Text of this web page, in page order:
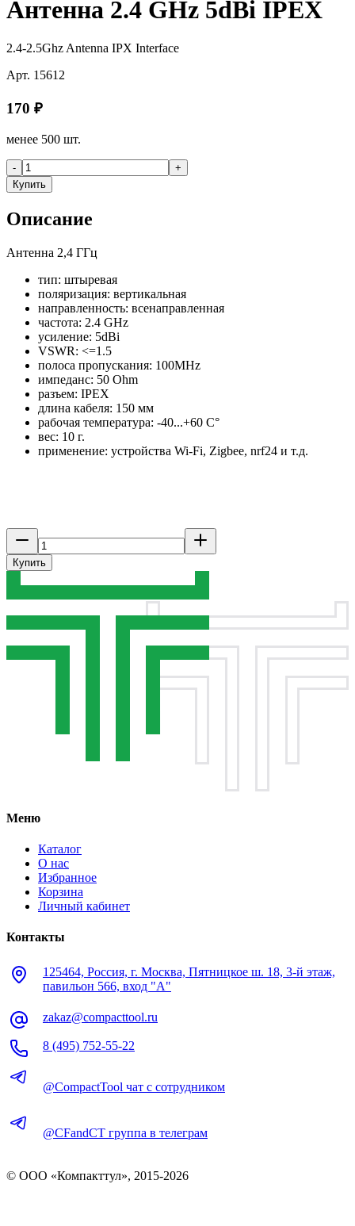
Антенна 2.4 GHz 5dBi IPEX
2.4-2.5Ghz Antenna IPX Interface
Арт. 15612
170 ₽
менее 500 шт.
-
+
Купить
Описание
Антенна 2,4 ГГц
тип: штыревая
поляризация: вертикальная
направленность: всенаправленная
частота: 2.4 GHz
усиление: 5dBi
VSWR: <=1.5
полоса пропускания: 100MHz
импеданс: 50 Ohm
разъем: IPEX
длина кабеля: 150 мм
рабочая температура: -40...+60 C°
вес: 10 г.
применение: устройства Wi-Fi, Zigbee, nrf24 и т.д.
Купить
Меню
Каталог
О нас
Избранное
Корзина
Личный кабинет
Контакты
125464, Россия, г. Москва, Пятницкое ш. 18, 3-й этаж,
павильон 566, вход "А"
zakaz@compacttool.ru
8 (495) 752-55-22
@CompactTool чат с сотрудником
@CFandCT группа в телеграм
© OOO «Компакттул», 2015-2026